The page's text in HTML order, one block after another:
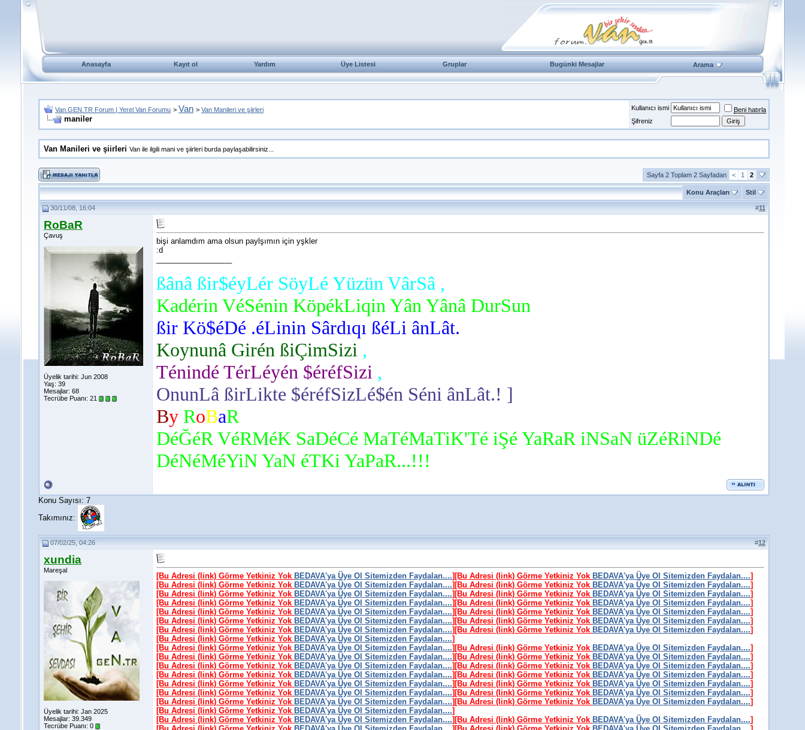
Anasayfa Kayıt ol Yardım Üye Listesi Gruplar Bugünki Mesajlar Arama
Van.GEN.TR Forum | Yerel Van Forumu > Van > Van Manileri ve şiirleri
maniler
Kullanıcı ismi
Beni hatırla
Şifreniz
Van Manileri ve şiirleri Van ile ilgili mani ve şiirleri burda paylaşabilirsiniz...
Sayfa 2 Toplam 2 Sayfadan < 1 2
Konu Araçları Stil
30/11/08, 16:04 #11
RoBaR
Çavuş
Üyelik tarihi: Jun 2008
Yaş: 39
Mesajlar: 68
Tecrübe Puanı: 21
bişi anlamdım ama olsun paylşımın için yşkler
:d
ßânâ ßir$éyLér SöyLé Yüzün VârSâ ,
Kadérin VéSénin KöpékLiqin Yân Yânâ DurSun
ßir Kö$éDé .éLinin Sârdıqı ßéLi ânLât.
Koynunâ Girén ßiÇimSizi ,
Ténindé TérLéyén $éréfSizi ,
OnunLâ ßirLikte $éréfSizLé$én Séni ânLât.! ]
By RoBaR
DéĞéR VéRMéK SaDéCé MaTéMaTiK'Té iŞé YaRaR iNSaN üZéRiNDé
DéNéMéYiN YaN éTKi YaPaR...!!!
Konu Sayısı: 7
Takımınız:
07/02/25, 04:26 #12
xundia
Mareşal
Üyelik tarihi: Jan 2025
Mesajlar: 39.349
Tecrübe Puanı: 0
[Bu Adresi (link) Görme Yetkiniz Yok BEDAVA'ya Üye Ol Sitemizden Faydalan....] [Bu Adresi (link) Görme Yetkiniz Yok BEDAVA'ya Üye Ol Sitemizden Faydalan....]
[Bu Adresi (link) Görme Yetkiniz Yok BEDAVA'ya Üye Ol Sitemizden Faydalan....] [Bu Adresi (link) Görme Yetkiniz Yok BEDAVA'ya Üye Ol Sitemizden Faydalan....]
[Bu Adresi (link) Görme Yetkiniz Yok BEDAVA'ya Üye Ol Sitemizden Faydalan....] [Bu Adresi (link) Görme Yetkiniz Yok BEDAVA'ya Üye Ol Sitemizden Faydalan....]
[Bu Adresi (link) Görme Yetkiniz Yok BEDAVA'ya Üye Ol Sitemizden Faydalan....] [Bu Adresi (link) Görme Yetkiniz Yok BEDAVA'ya Üye Ol Sitemizden Faydalan....]
[Bu Adresi (link) Görme Yetkiniz Yok BEDAVA'ya Üye Ol Sitemizden Faydalan....] [Bu Adresi (link) Görme Yetkiniz Yok BEDAVA'ya Üye Ol Sitemizden Faydalan....]
[Bu Adresi (link) Görme Yetkiniz Yok BEDAVA'ya Üye Ol Sitemizden Faydalan....] [Bu Adresi (link) Görme Yetkiniz Yok BEDAVA'ya Üye Ol Sitemizden Faydalan....]
[Bu Adresi (link) Görme Yetkiniz Yok BEDAVA'ya Üye Ol Sitemizden Faydalan....] [Bu Adresi (link) Görme Yetkiniz Yok BEDAVA'ya Üye Ol Sitemizden Faydalan....]
[Bu Adresi (link) Görme Yetkiniz Yok BEDAVA'ya Üye Ol Sitemizden Faydalan....]
[Bu Adresi (link) Görme Yetkiniz Yok BEDAVA'ya Üye Ol Sitemizden Faydalan....] [Bu Adresi (link) Görme Yetkiniz Yok BEDAVA'ya Üye Ol Sitemizden Faydalan....]
[Bu Adresi (link) Görme Yetkiniz Yok BEDAVA'ya Üye Ol Sitemizden Faydalan....] [Bu Adresi (link) Görme Yetkiniz Yok BEDAVA'ya Üye Ol Sitemizden Faydalan....]
[Bu Adresi (link) Görme Yetkiniz Yok BEDAVA'ya Üye Ol Sitemizden Faydalan....] [Bu Adresi (link) Görme Yetkiniz Yok BEDAVA'ya Üye Ol Sitemizden Faydalan....]
[Bu Adresi (link) Görme Yetkiniz Yok BEDAVA'ya Üye Ol Sitemizden Faydalan....] [Bu Adresi (link) Görme Yetkiniz Yok BEDAVA'ya Üye Ol Sitemizden Faydalan....]
[Bu Adresi (link) Görme Yetkiniz Yok BEDAVA'ya Üye Ol Sitemizden Faydalan....] [Bu Adresi (link) Görme Yetkiniz Yok BEDAVA'ya Üye Ol Sitemizden Faydalan....]
[Bu Adresi (link) Görme Yetkiniz Yok BEDAVA'ya Üye Ol Sitemizden Faydalan....] [Bu Adresi (link) Görme Yetkiniz Yok BEDAVA'ya Üye Ol Sitemizden Faydalan....]
[Bu Adresi (link) Görme Yetkiniz Yok BEDAVA'ya Üye Ol Sitemizden Faydalan....] [Bu Adresi (link) Görme Yetkiniz Yok BEDAVA'ya Üye Ol Sitemizden Faydalan....]
[Bu Adresi (link) Görme Yetkiniz Yok BEDAVA'ya Üye Ol Sitemizden Faydalan....]
[Bu Adresi (link) Görme Yetkiniz Yok BEDAVA'ya Üye Ol Sitemizden Faydalan....] [Bu Adresi (link) Görme Yetkiniz Yok BEDAVA'ya Üye Ol Sitemizden Faydalan....]